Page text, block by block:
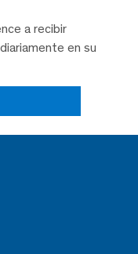
a recibir
en su